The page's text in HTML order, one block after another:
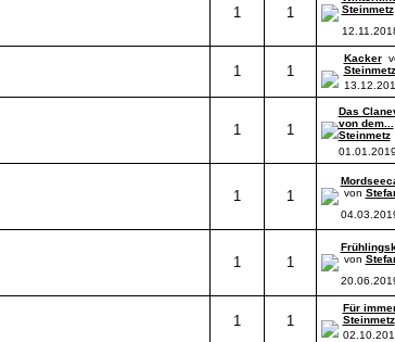
1 1
Steinmetz
1 1
Kacker
Steinmetz
1 1
Das
von dem...
Steinmetz
01.01.2019
1 1
von
1 1
von
1 1
Für
Steinmetz